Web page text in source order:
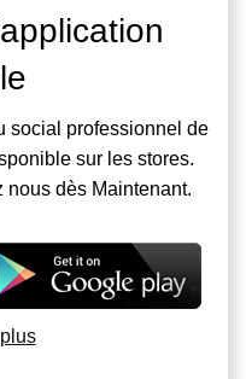
social professionnel de
sur les stores.
nous dès Maintenant.